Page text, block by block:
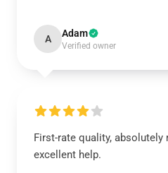
A Adam
Verified owner
First-rate quality, absolutely
excellent help.